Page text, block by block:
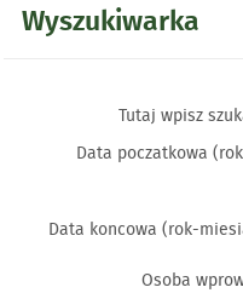
Wyszukiwarka
Tutaj wpisz
Data poczatkowa
Data koncowa (rok-
Osoba